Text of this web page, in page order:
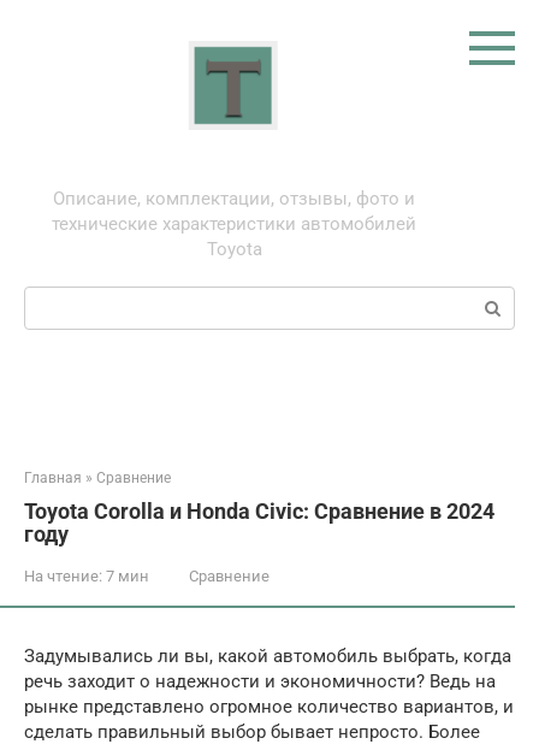
Описание, комплектации, отзывы, фото и
технические характеристики автомобилей
Toyota
Поиск:
Главная » Сравнение
Toyota Corolla и Honda Civic: Сравнение в 2024
году
На чтение: 7 мин Сравнение
Задумывались ли вы, какой автомобиль выбрать, когда
речь заходит о надежности и экономичности? Ведь на
рынке представлено огромное количество вариантов, и
сделать правильный выбор бывает непросто. Более